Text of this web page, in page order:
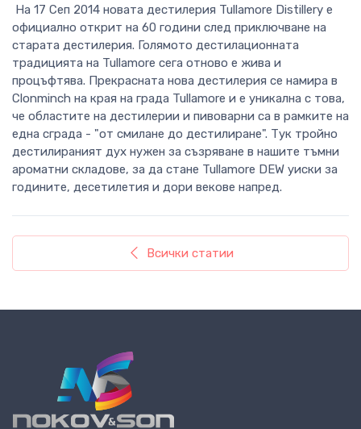
На 17 Сеп 2014 новата дестилерия Tullamore Distillery е
официално открит на 60 години след приключване на
старата дестилерия. Голямото дестилационната
традицията на Tullamore сега отново е жива и
процъфтява. Прекрасната нова дестилерия се намира в
Clonminch на края на града Tullamore и е уникална с това,
че областите на дестилерии и пивоварни са в рамките на
една сграда - "от смилане до дестилиране". Тук тройно
дестилираният дух нужен за съзряване в нашите тъмни
ароматни складове, за да стане Tullamore DEW уиски за
годините, десетилетия и дори векове напред.
Всички статии